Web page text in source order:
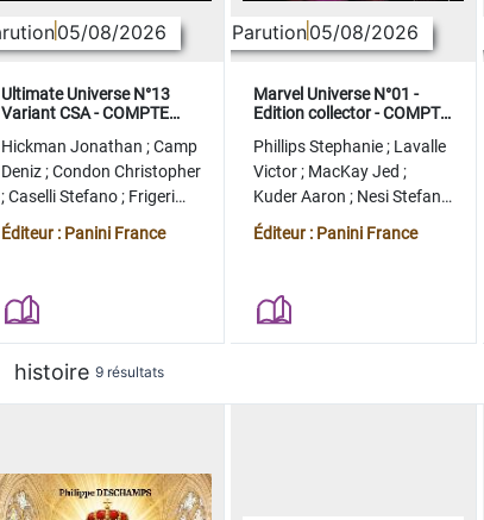
05/08/2026
Ultimate Universe N°13
Variant CSA - COMPTE
Hickman Jonathan ;Camp
Deniz;Condon Christopher
;Caselli Stefano; Frigeri
Juan
Éditeur : Panini France
Parution05/08/2026
Marvel Universe N°01 -
Edition collector - COMPTE
Phillips Stephanie; Lavalle
Victor; MacKay Jed ;
Kuder Aaron ; Nesi Stefano
;Lopez Alvaro
Éditeur : Panini France
histoire 9 résultats